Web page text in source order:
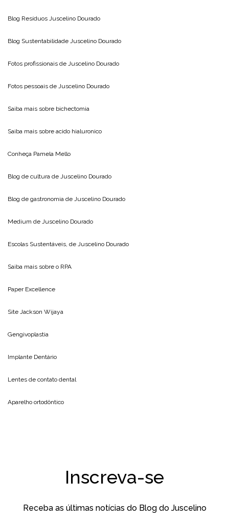
Blog Resíduos Juscelino Dourado
Blog Sustentabilidade Juscelino Dourado
Fotos profissionais de Juscelino Dourado
Fotos pessoais de Juscelino Dourado
Saiba mais sobre bichectomia
Saiba mais sobre acido hialuronico
Conheça Pamela Mello
Blog de cultura de Juscelino Dourado
Blog de gastronomia de Juscelino Dourado
Medium de Juscelino Dourado
Escolas Sustentáveis, de Juscelino Dourado
Saiba mais sobre o RPA
Paper Excellence
Site Jackson Wijaya
Gengivoplastia
Implante Dentário
Lentes de contato dental
Aparelho ortodôntico
Inscreva-se
Receba as últimas notícias do Blog do Juscelino